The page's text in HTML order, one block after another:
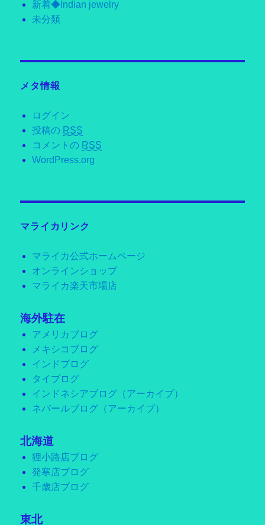
新着◆Indian jewelry
未分類
メタ情報
ログイン
投稿の RSS
コメントの RSS
WordPress.org
マライカリンク
マライカ公式ホームページ
オンラインショップ
マライカ楽天市場店
海外駐在
アメリカブログ
メキシコブログ
インドブログ
タイブログ
インドネシアブログ（アーカイブ）
ネパールブログ（アーカイブ）
北海道
狸小路店ブログ
発寒店ブログ
千歳店ブログ
東北